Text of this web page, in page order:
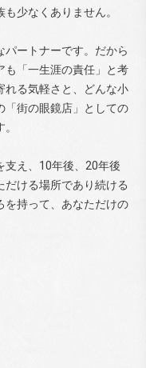
少なくありません。
パートナーです。だから
も「一生涯の責任」と考
れる気軽さと、どんな小
「街の眼鏡店」としての
支え、10年後、20年後
だける場所であり続ける
を持って、あなただけの